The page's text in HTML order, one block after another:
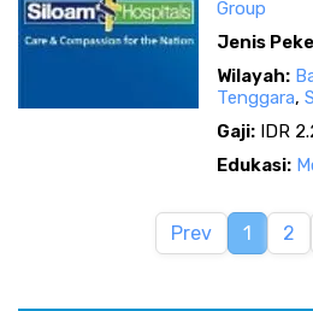
Group
Jenis
Wilayah:
Tenggara,
Gaji: IDR
Edukasi:
Prev 1 2